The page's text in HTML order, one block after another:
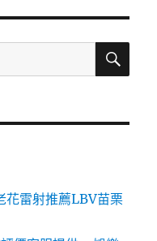
搜
花雷射推薦LBV苗栗